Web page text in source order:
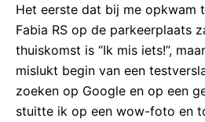
Het eerste dat bij me opkwam
Fabia RS op de parkeerplaats
thuiskomst is “Ik mis iets!”,
mislukt begin van een
zoeken op Google en op een
stuitte ik op een wow-foto en